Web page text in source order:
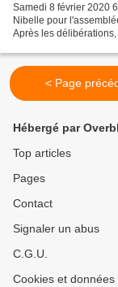
Samedi 8 février 2020
Nibelle pour
Après les
< Page
Hébergé par
Top articles
Pages
Contact
Signaler un abus
C.G.U.
Cookies et